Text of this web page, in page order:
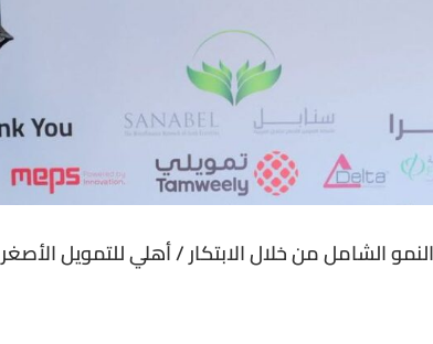
الشامل من خلال الابتكار / أهلي للتمويل الأصغر